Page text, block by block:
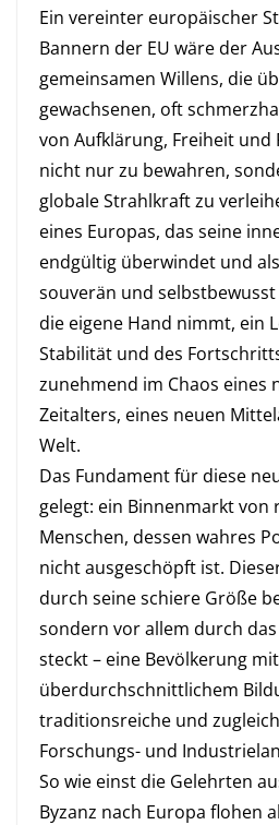
Ein vereinter europäischer
Bannern der EU wäre der
gemeinsamen Willens, die
gewachsenen, oft
von Aufklärung, Freiheit und
nicht nur zu bewahren,
globale Strahlkraft zu
eines Europas, das seine
endgültig überwindet und
souverän und selbstbewusst
die eigene Hand nimmt, ein
Stabilität und des
zunehmend im Chaos eines
Zeitalters, eines neuen
Welt.
Das Fundament für diese
gelegt: ein Binnenmarkt von
Menschen, dessen wahres
nicht ausgeschöpft ist.
durch seine schiere Größe
sondern vor allem durch
steckt – eine Bevölkerung mit
überdurchschnittlichem
traditionsreiche und
Forschungs- und
So wie einst die Gelehrten
Byzanz nach Europa flohen